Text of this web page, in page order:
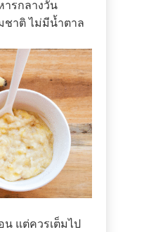
ารกลางวัน
ชาติ ไม่มีน้ำตาล
แต่ควรเต็มไป